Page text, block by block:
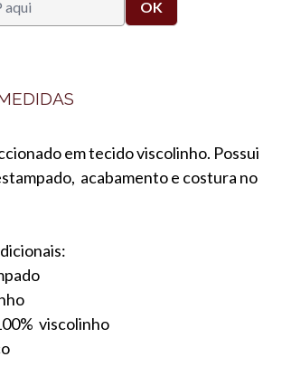
em tecido viscolinho. Possui
acabamento e costura no
viscolinho